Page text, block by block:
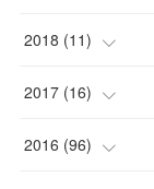
( 1)
(1)
( 1)
(1)
2018 (11)
(2)
(1)
2017 (16)
(1)
2016 (96)